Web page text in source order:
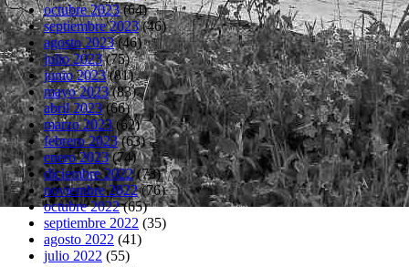
octubre 2023(64)
septiembre 2023(46)
agosto 2023(46)
julio 2023(75)
junio 2023(81)
mayo 2023(83)
abril 2023(66)
marzo 2023(62)
febrero 2023(63)
enero 2023(74)
diciembre 2022(73)
noviembre 2022(76)
octubre 2022(65)
septiembre 2022 (35)
agosto 2022 (41)
julio 2022 (55)